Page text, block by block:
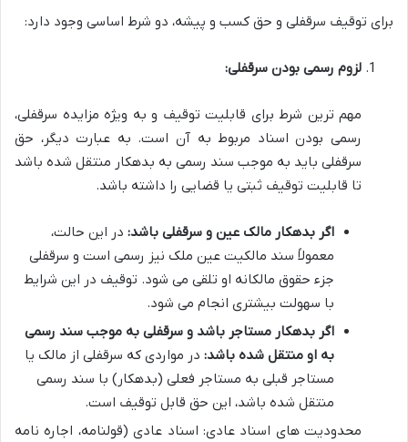
برای توقیف سرقفلی و حق کسب و پیشه، دو شرط اساسی وجود دارد:
لزوم رسمی بودن سرقفلی:
مهم ترین شرط برای قابلیت توقیف و به ویژه مزایده سرقفلی،
رسمی بودن اسناد مربوط به آن است. به عبارت دیگر، حق
سرقفلی باید به موجب سند رسمی به بدهکار منتقل شده باشد
تا قابلیت توقیف ثبتی یا قضایی را داشته باشد.
اگر بدهکار مالک عین و سرقفلی باشد: در این حالت،
معمولاً سند مالکیت عین ملک نیز رسمی است و سرقفلی
جزء حقوق مالکانه او تلقی می شود. توقیف در این شرایط
با سهولت بیشتری انجام می شود.
اگر بدهکار مستاجر باشد و سرقفلی به موجب سند رسمی
به او منتقل شده باشد: در مواردی که سرقفلی از مالک یا
مستاجر قبلی به مستاجر فعلی (بدهکار) با سند رسمی
منتقل شده باشد، این حق قابل توقیف است.
محدودیت های اسناد عادی: اسناد عادی (قولنامه، اجاره نامه